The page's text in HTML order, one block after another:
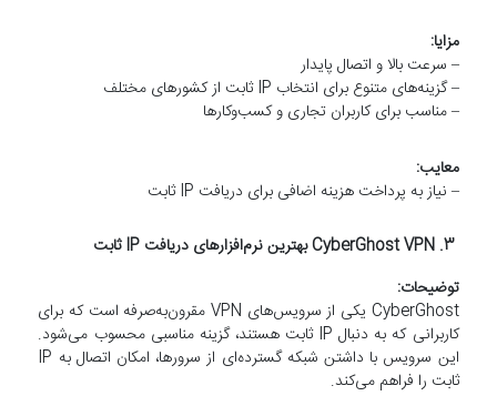
مزایا:
– سرعت بالا و اتصال پایدار
– گزینه‌های متنوع برای انتخاب IP ثابت از کشورهای مختلف
– مناسب برای کاربران تجاری و کسب‌وکارها
معایب:
– نیاز به پرداخت هزینه اضافی برای دریافت IP ثابت
3. CyberGhost VPN بهترین نرم‌افزارهای دریافت IP ثابت
توضیحات:
CyberGhost یکی از سرویس‌های VPN مقرون‌به‌صرفه است که برای
کاربرانی که به دنبال IP ثابت هستند، گزینه مناسبی محسوب می‌شود.
این سرویس با داشتن شبکه گسترده‌ای از سرورها، امکان اتصال به IP
ثابت را فراهم می‌کند.